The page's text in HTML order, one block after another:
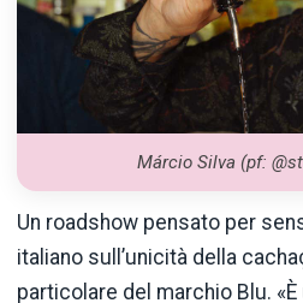
Márcio Silva (pf:
Un roadshow pensato per
italiano sull’unicità della
particolare del marchio Blu.